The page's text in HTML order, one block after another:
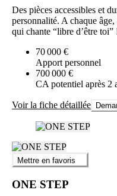
Des pièces accessibles et
personnalité. A chaque
qui chante “libre d’être toi”
70 000 €
Apport personnel
700 000 €
CA potentiel après 2
Voir la fiche détaillée
Mettre en favoris
ONE STEP